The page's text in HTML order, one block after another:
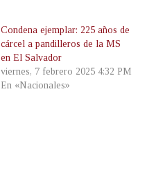
Condena ejemplar: 225 años de
cárcel a pandilleros de la MS
en El Salvador
viernes, 7 febrero 2025 4:32 PM
En «Nacionales»